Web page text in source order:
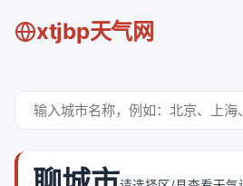
xtjbp天气网